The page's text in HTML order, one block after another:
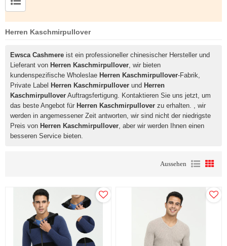
Herren Kaschmirpullover
Ewsca Cashmere ist ein professioneller chinesischer Hersteller und
Lieferant von Herren Kaschmirpullover, wir bieten
kundenspezifische Wholeslae Herren Kaschmirpullover-Fabrik,
Private Label Herren Kaschmirpullover und Herren
Kaschmirpullover Auftragsfertigung. Kontaktieren Sie uns jetzt, um
das beste Angebot für Herren Kaschmirpullover zu erhalten. , wir
werden in angemessener Zeit antworten, wir sind nicht der niedrigste
Preis von Herren Kaschmirpullover, aber wir werden Ihnen einen
besseren Service bieten.
Aussehen